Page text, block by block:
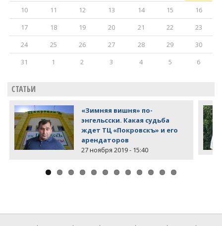
10
11 12 13 14 15
16
17
18 19 20 21 22
23
24
25 26 27 28 29
30
31
1 2 3 4 5 6
СТАТЬИ
«Зимняя вишня» по-
энгельсски. Какая судьба
ждет ТЦ «Покровскъ» и его
арендаторов
27 ноября 2019 - 15:40